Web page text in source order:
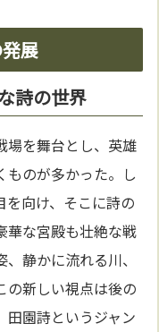
展
詩の世界
場を舞台とし、英雄
ものが多かった。し
を向け、そこに詩の
華な宮殿も壮絶な戦
静かに流れる川、
の新しい視点は後の
田園詩というジャン